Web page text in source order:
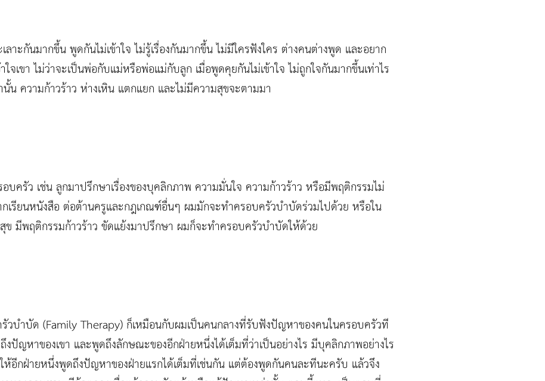
าะกันมากขึ้น พูดกันไม่เข้าใจ ไม่รู้เรื่องกันมากขึ้น ไม่มีใครฟังใคร ต่างคนต่างพูด และอยาก
ใจเขา ไม่ว่าจะเป็นพ่อกับแม่หรือพ่อแม่กับลูก เมื่อพูดคุยกันไม่เข้าใจ ไม่ถูกใจกันมากขึ้นเท่าไร
น ความก้าวร้าว ห่างเหิน แตกแยก และไม่มีความสุขจะตามมา
บครัว เช่น ลูกมาปรึกษาเรื่องของบุคลิกภาพ ความมั่นใจ ความก้าวร้าว หรือมีพฤติกรรมไม่
กเรียนหนังสือ ต่อต้านครูและกฎเกณฑ์อื่นๆ ผมมักจะทำครอบครัวบำบัดร่วมไปด้วย หรือใน
ข มีพฤติกรรมก้าวร้าว ขัดแย้งมาปรึกษา ผมก็จะทำครอบครัวบำบัดให้ด้วย
วบำบัด (Family Therapy) ก็เหมือนกับผมเป็นคนกลางที่รับฟังปัญหาของคนในครอบครัวที
งปัญหาของเขา และพูดถึงลักษณะของอีกฝ่ายหนึ่งได้เต็มที่ว่าเป็นอย่างไร มีบุคลิกภาพอย่างไร
ห้อีกฝ่ายหนึ่งพูดถึงปัญหาของฝ่ายแรกได้เต็มที่เช่นกัน แต่ต้องพูดกันคนละทีนะครับ แล้วจึง